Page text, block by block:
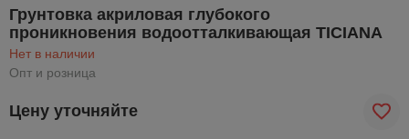
Грунтовка акриловая глубокого
проникновения водоотталкивающая TICIANA
Нет в наличии
Опт и розница
Цену уточняйте